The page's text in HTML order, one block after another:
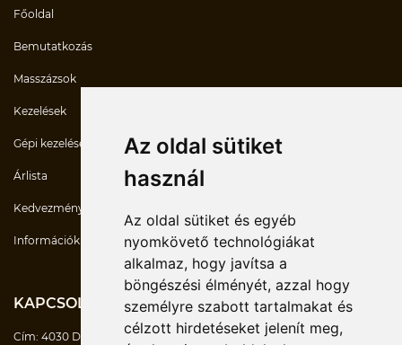
Az oldal sütiket
használ
Az oldal sütiket és egyéb
nyomkövető technológiákat
alkalmaz, hogy javítsa a
böngészési élményét, azzal hogy
személyre szabott tartalmakat és
célzott hirdetéseket jelenít meg,
Főoldal
Bemutatkozás
Masszázsok
Kezelések
Gépi kezelések
Árlista
Kedvezmények
Információk
KAPCSOLATOK
Cím: 4030 Debrecen Mikerpécsi út 7/D